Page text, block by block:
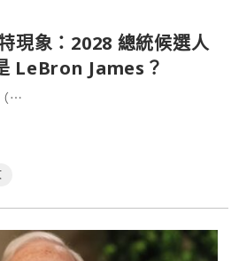
象：2028 總統候選人
LeBron James？
⋯